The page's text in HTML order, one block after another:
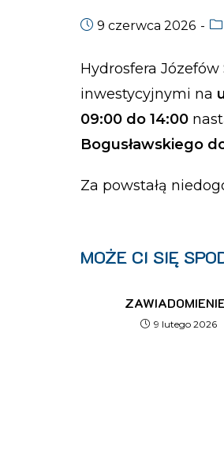
9 czerwca 2026
Hydrosfera
inwestycyjnymi na
09:00 do 14:00
Bogusławskiego
Za powstałą
MOŻE CI SIĘ
9 lutego 2026